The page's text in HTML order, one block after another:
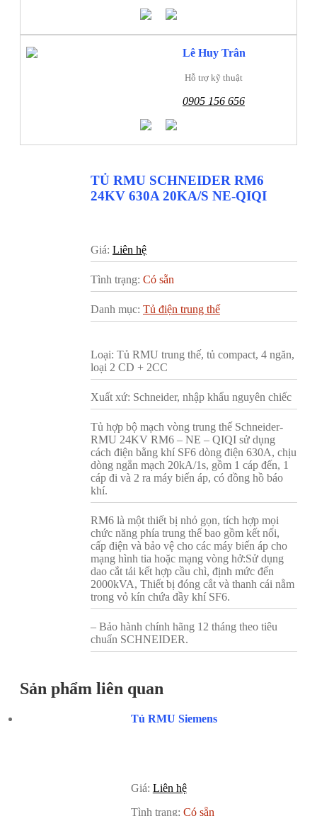
Lê Huy Trân
Hỗ trợ kỹ thuật
0905 156 656
TỦ RMU SCHNEIDER RM6
24KV 630A 20KA/S NE-QIQI
Giá: Liên hệ
Tình trạng: Có sẵn
Danh mục: Tủ điện trung thế
Loại: Tủ RMU trung thế, tủ compact, 4 ngăn,
loại 2 CD + 2CC
Xuất xứ: Schneider, nhập khẩu nguyên chiếc
Tủ hợp bộ mạch vòng trung thế Schneider-
RMU 24KV RM6 – NE – QIQI sử dụng
cách điện bằng khí SF6 dòng điện 630A, chịu
dòng ngắn mạch 20kA/1s, gồm 1 cáp đến, 1
cáp đi và 2 ra máy biến áp, có đồng hồ báo
khí.
RM6 là một thiết bị nhỏ gọn, tích hợp mọi
chức năng phía trung thế bao gồm kết nối,
cấp điện và bảo vệ cho các máy biến áp cho
mạng hình tia hoặc mạng vòng hở:Sử dụng
dao cắt tải kết hợp cầu chì, định mức đến
2000kVA, Thiết bị đóng cắt và thanh cái nằm
trong vỏ kín chứa đầy khí SF6.
– Bảo hành chính hãng 12 tháng theo tiêu
chuẩn SCHNEIDER.
Sản phẩm liên quan
Tủ RMU Siemens
Giá: Liên hệ
Tình trạng: Có sẵn